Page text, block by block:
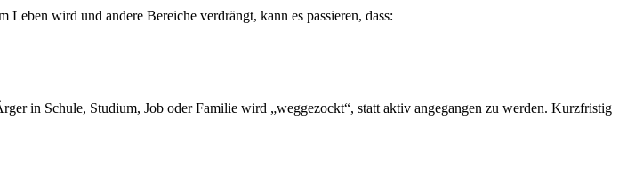
wird und andere Bereiche verdrängt, kann es passieren, dass:
in Schule, Studium, Job oder Familie wird „weggezockt“, statt aktiv angegangen zu werden. Kurzfristig